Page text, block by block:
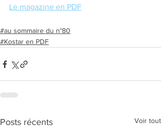
Le magazine en PDF
#au sommaire du n°80
#Kostar en PDF
Posts récents Voir tout